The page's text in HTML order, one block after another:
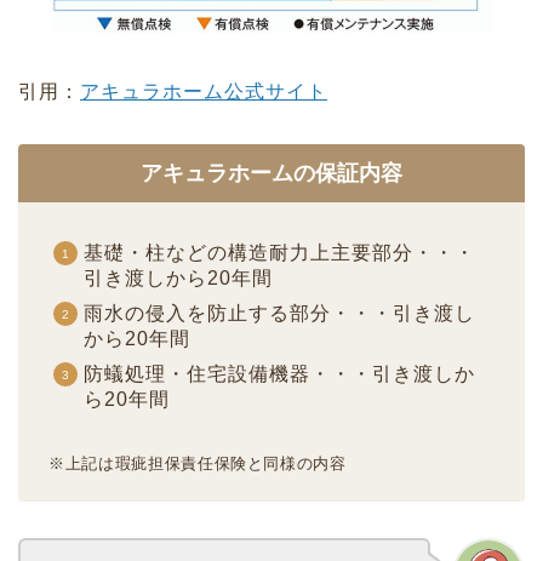
引用： アキュラホーム公式サイト
アキュラホームの保証内容
基礎・柱などの構造耐力上主要部分・・・
引き渡しから20年間
雨水の侵入を防止する部分・・・引き渡し
から20年間
防蟻処理・住宅設備機器・・・引き渡しか
ら20年間
※上記は瑕疵担保責任保険と同様の内容